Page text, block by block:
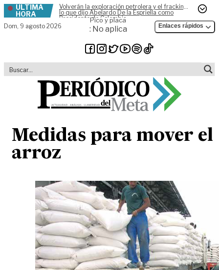
Skip to content
ÚLTIMA
HORA
Volverán la exploración petrolera y el fracking,
lo que dijo Abelardo De la Espriella como
Presidente de Colombia
Dom, 9 agosto 2026
Pico y placa
: No aplica Enlaces rápidos
Medidas para mover el
arroz